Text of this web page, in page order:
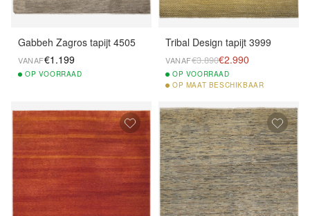
Gabbeh Zagros tapijt 4505
VANAF€1.199
OP VOORRAAD
Tribal Design tapijt 3999
VANAF€3.890€2.990
OP VOORRAAD
OP MAAT BESCHIKBAAR